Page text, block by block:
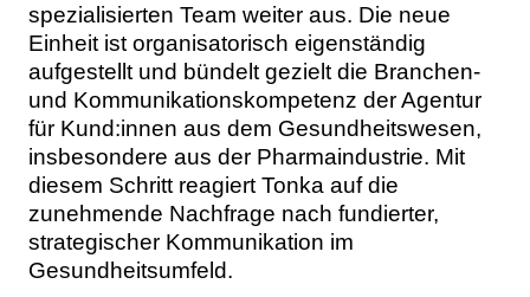
Personen
Über uns
spezialisierten Team weiter aus. Die neue
Einheit ist organisatorisch eigenständig
aufgestellt und bündelt gezielt die Branchen-
und Kommunikationskompetenz der Agentur
für Kund:innen aus dem Gesundheitswesen,
insbesondere aus der Pharmaindustrie. Mit
diesem Schritt reagiert Tonka auf die
zunehmende Nachfrage nach fundierter,
strategischer Kommunikation im
Gesundheitsumfeld.